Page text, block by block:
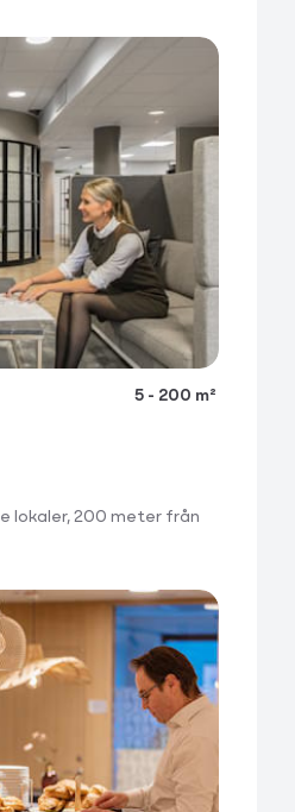
5 - 200 m²
lokaler, 200 meter från